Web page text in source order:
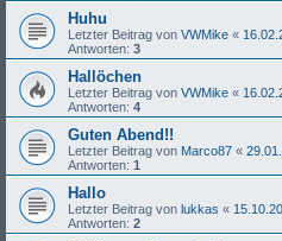
Huhu
Letzter Beitrag von VWMike «
Antworten: 3
Hallöchen
Letzter Beitrag von VWMike «
Antworten: 4
Guten Abend!!
Letzter Beitrag von Marco87 «
Antworten: 1
Hallo
Letzter Beitrag von lukkas «
Antworten: 2